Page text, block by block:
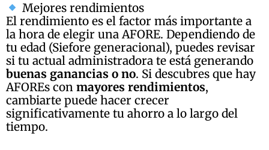
Mejores rendimientos
El rendimiento es el factor más importante a
la hora de elegir una AFORE. Dependiendo de
tu edad (Siefore generacional), puedes revisar
si tu actual administradora te está generando
buenas ganancias o no. Si descubres que hay
AFOREs con mayores rendimientos,
cambiarte puede hacer crecer
significativamente tu ahorro a lo largo del
tiempo.